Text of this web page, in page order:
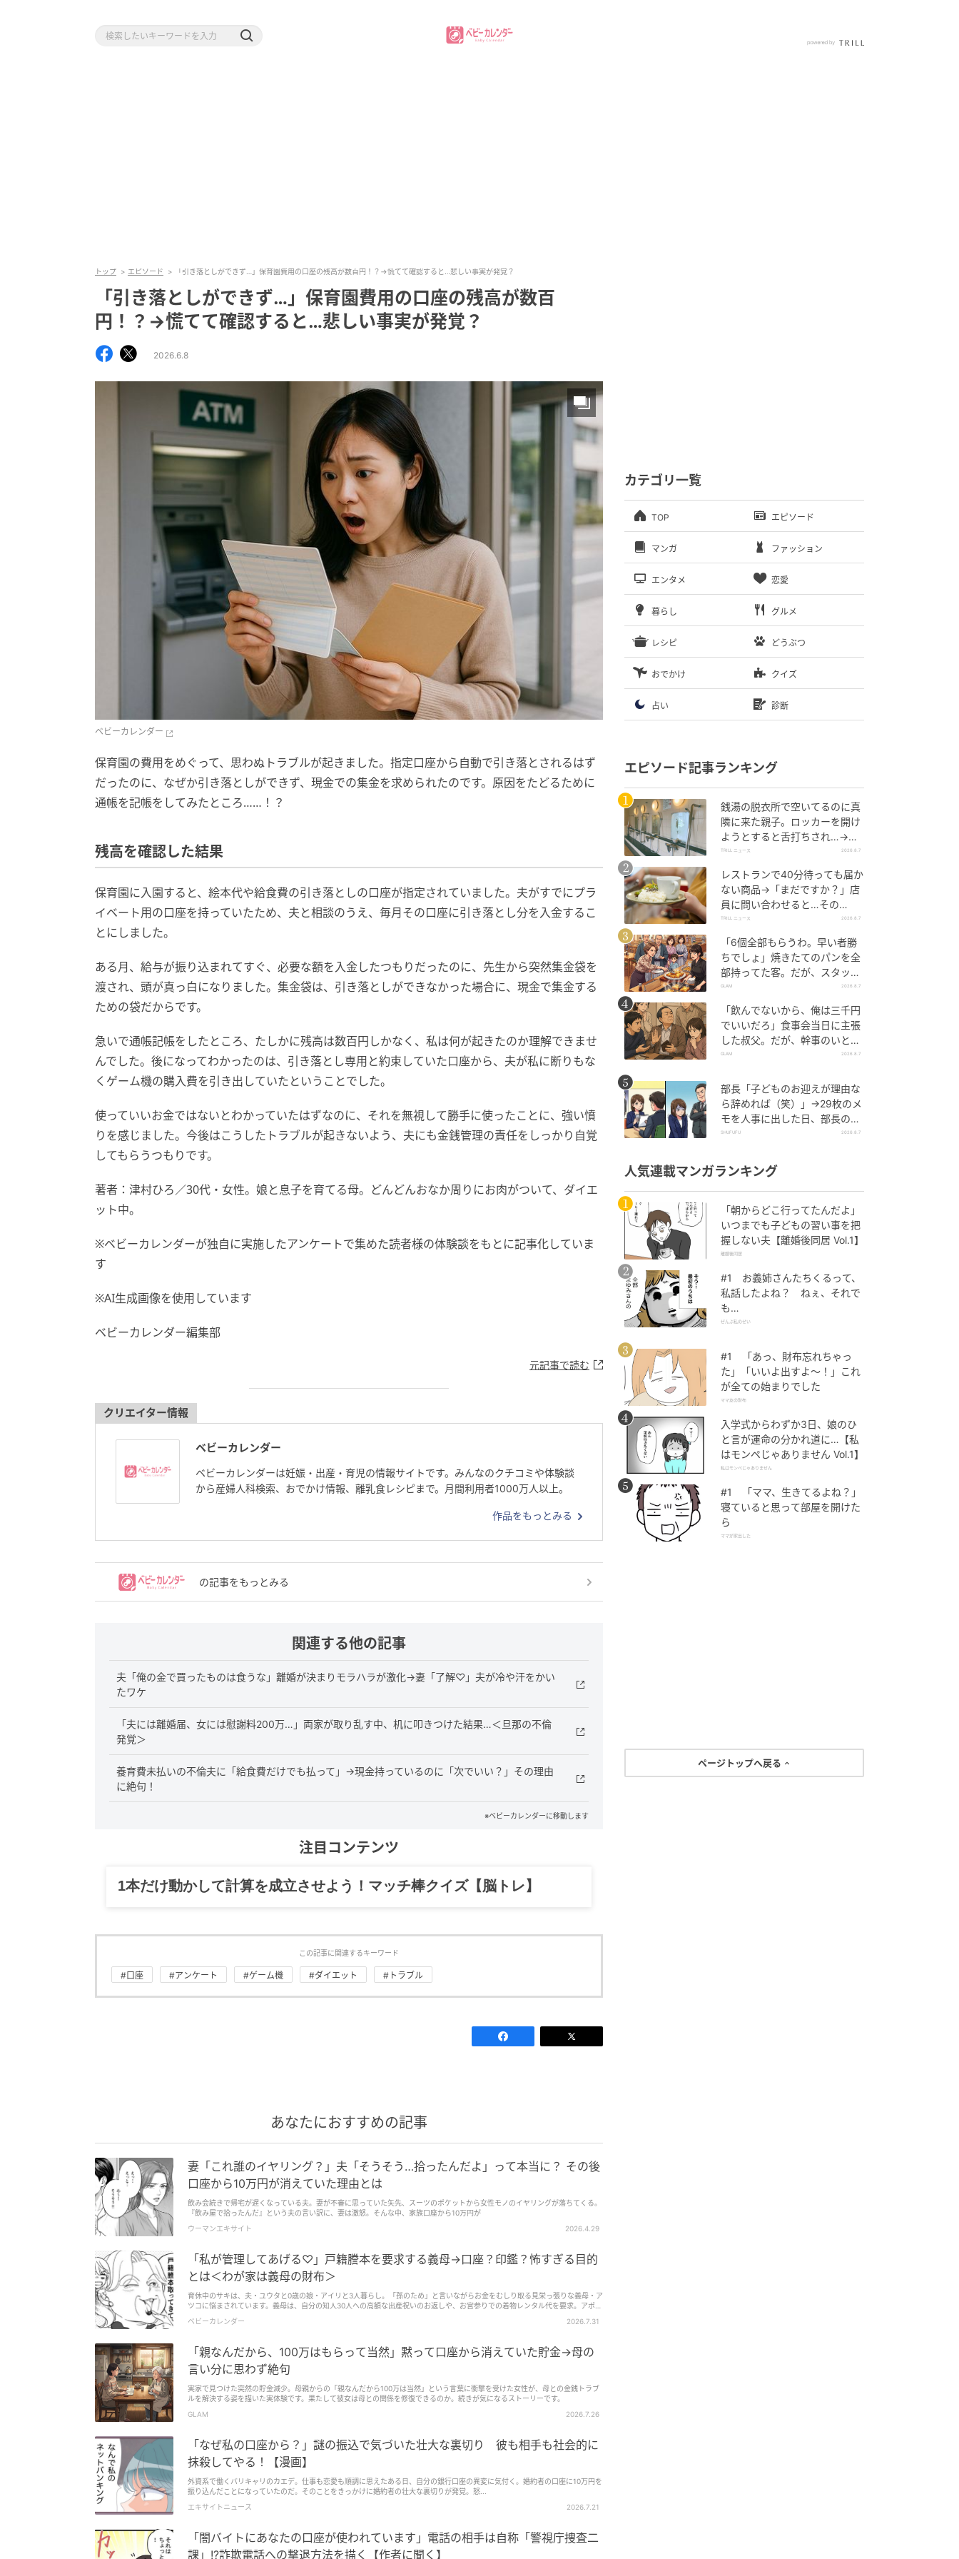
トップ エピソード 「引き落としができず…」保育園費用の口座の残高が数百円！？→慌てて確認すると…悲しい事実が発覚？
「引き落としができず…」保育園費用の口座の残高が数百
円！？→慌てて確認すると…悲しい事実が発覚？
2026.6.8
ベビーカレンダー
保育園の費用をめぐって、思わぬトラブルが起きました。指定口座から自動で引き落とされるはず
だったのに、なぜか引き落としができず、現金での集金を求められたのです。原因をたどるために
通帳を記帳をしてみたところ……！？
残高を確認した結果
保育園に入園すると、絵本代や給食費の引き落としの口座が指定されていました。夫がすでにプラ
イベート用の口座を持っていたため、夫と相談のうえ、毎月その口座に引き落とし分を入金するこ
とにしました。
ある月、給与が振り込まれてすぐ、必要な額を入金したつもりだったのに、先生から突然集金袋を
渡され、頭が真っ白になりました。集金袋は、引き落としができなかった場合に、現金で集金する
ための袋だからです。
急いで通帳記帳をしたところ、たしかに残高は数百円しかなく、私は何が起きたのか理解できませ
んでした。後になってわかったのは、引き落とし専用と約束していた口座から、夫が私に断りもな
くゲーム機の購入費を引き出していたということでした。
使っていいお金ではないとわかっていたはずなのに、それを無視して勝手に使ったことに、強い憤
りを感じました。今後はこうしたトラブルが起きないよう、夫にも金銭管理の責任をしっかり自覚
してもらうつもりです。
著者：津村ひろ／30代・女性。娘と息子を育てる母。どんどんおなか周りにお肉がついて、ダイエ
ット中。
※ベビーカレンダーが独自に実施したアンケートで集めた読者様の体験談をもとに記事化していま
す
※AI生成画像を使用しています
ベビーカレンダー編集部
元記事で読む
クリエイター情報
ベビーカレンダー
ベビーカレンダーは妊娠・出産・育児の情報サイトです。みんなのクチコミや体験談
から産婦人科検索、おでかけ情報、離乳食レシピまで。月間利用者1000万人以上。
作品をもっとみる
の記事をもっとみる
関連する他の記事
夫「俺の金で買ったものは食うな」離婚が決まりモラハラが激化→妻「了解♡」夫が冷や汗をかい
たワケ
「夫には離婚届、女には慰謝料200万…」両家が取り乱す中、机に叩きつけた結果…＜旦那の不倫
発覚＞
養育費未払いの不倫夫に「給食費だけでも払って」→現金持っているのに「次でいい？」その理由
に絶句！
※ベビーカレンダーに移動します
注目コンテンツ
グルメ、ギャグ、子育て、旅行記……全部、読めます。
この記事に関連するキーワード
#口座 #アンケート #ゲーム機 #ダイエット #トラブル
あなたにおすすめの記事
妻「これ誰のイヤリング？」夫「そうそう…拾ったんだよ」って本当に？ その後
口座から10万円が消えていた理由とは
飲み会続きで帰宅が遅くなっている夫。妻が不審に思っていた矢先、スーツのポケットから女性モノのイヤリングが落ちてくる。
『飲み屋で拾ったんだ』という夫の言い訳に、妻は激怒。そんな中、家族口座から10万円が
ウーマンエキサイト
2026.4.29
「私が管理してあげる♡」戸籍謄本を要求する義母→口座？印鑑？怖すぎる目的
とは＜わが家は義母の財布＞
育休中のサキは、夫・ユウタと0歳の娘・アイリと3人暮らし。「孫のため」と言いながらお金をむしり取る見栄っ張りな義母・ア
ツコに悩まされています。義母は、自分の知人30人への高額な出産祝いのお返しや、お宮参りでの着物レンタル代を要求。アポな
ドでデパート積立に月3万、義妹の娘には高級子ども服まで購入。アイリの学資保険も、義母が夫を操り、受取人を義母として契
に支払わせます。 夫に何度相談しても取り合ってもらえず、サキは、ママ友・マユミに相談。マユミから「経済的DVや横領にも
なり得るんじゃない？」と言われ、数字と証拠で戦う決意を固めます。そんな矢先、義妹・アヤカから義母への月10万円の援助を
求められ、敵は義母だけではないと思い知らされたサキ。
ベビーカレンダー 2026.7.31
「親なんだから、100万はもらって当然」黙って口座から消えていた貯金→母の
言い分に思わず絶句
実家で見つけた突然の貯金減少。母親からの「親なんだから100万は当然」という言葉に衝撃を受けた女性が、母との金銭トラブ
ルを解決する姿を描いた実体験です。果たして彼女は母との関係を修復できるのか。続きが気になるストーリーです。
GLAM
2026.7.26
「なぜ私の口座から？」謎の振込で気づいた壮大な裏切り 彼も相手も社会的に
抹殺してやる！【漫画】
外資系で働くバリキャリのカエデ。仕事も恋愛も順調に思えたある日、自分の銀行口座の異変に気付く。婚約者の口座に10万円を
振り込んだことになっていたのだ。そのことをきっかけに婚約者の壮大な裏切りが発覚。怒...
エキサイトニュース
2026.7.21
「闇バイトにあなたの口座が使われています」電話の相手は自称「警視庁捜査二
課」!?詐欺電話への撃退方法を描く【作者に聞く】
カテゴリ一覧
TOP エピソード
マンガ ファッション
エンタメ 恋愛
暮らし グルメ
レシピ どうぶつ
おでかけ クイズ
占い 診断
エピソード記事ランキング
銭湯の脱衣所で空いてるのに真
隣に来た親子。ロッカーを開け
ようとすると舌打ちされ…→直
後、娘の放った“純粋な一言”に
TRILL ニュース 2026.8.7
レストランで40分待っても届か
ない商品→「まだですか？」店
員に問い合わせると…その
後、“理不尽な対応”に「二度と
TRILL ニュース 2026.8.7
「6個全部もらうわ。早い者勝
ちでしょ」焼きたてのパンを全
部持ってた客。だが、スタッフ
の一言で状況が一変
GLAM 2026.8.7
「飲んでないから、俺は三千円
でいいだろ」食事会当日に主張
した叔父。だが、幹事のいとこ
が告げた一言とは
GLAM 2026.8.7
部長「子どものお迎えが理由な
ら辞めれば（笑）」→29枚のメ
モを人事に出した日、部長の顔
が青ざめたワケ
SHUFUFU 2026.8.7
人気連載マンガランキング
「朝からどこ行ってたんだよ」
いつまでも子どもの習い事を把
握しない夫【離婚後同居 Vol.1】
離婚後同居
#1 お義姉さんたちくるって、
私話したよね？ ねぇ、それで
も…
ぜんぶ私のせい
#1 「あっ、財布忘れちゃっ
た」「いいよ出すよ〜！」これ
が全ての始まりでした
ママ友の財布
入学式からわずか3日、娘のひ
と言が運命の分かれ道に…【私
はモンペじゃありません Vol.1】
私はモンペじゃありません
#1 「ママ、生きてるよね？」
寝ていると思って部屋を開けた
ら
ママが家出した
ページトップへ戻る